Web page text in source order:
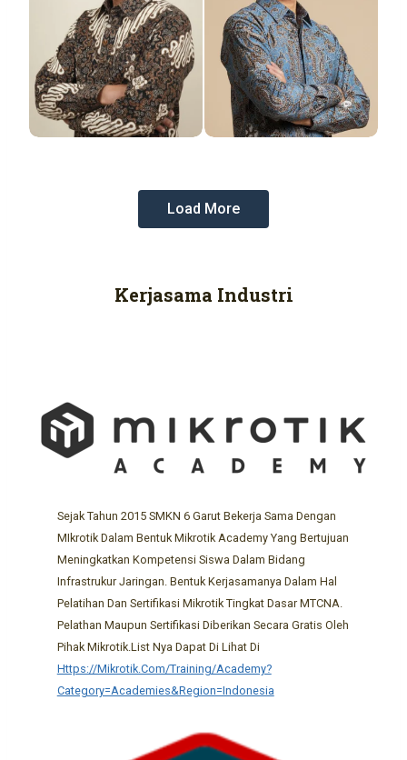
Load More
Kerjasama Industri
Sejak Tahun 2015 SMKN 6 Garut Bekerja Sama Dengan
MIkrotik Dalam Bentuk Mikrotik Academy Yang Bertujuan
Meningkatkan Kompetensi Siswa Dalam Bidang
Infrastrukur Jaringan. Bentuk Kerjasamanya Dalam Hal
Pelatihan Dan Sertifikasi Mikrotik Tingkat Dasar MTCNA.
Pelathan Maupun Sertifikasi Diberikan Secara Gratis Oleh
Pihak Mikrotik.List Nya Dapat Di Lihat Di
Https://mikrotik.com/training/academy?
Category=academies&region=Indonesia